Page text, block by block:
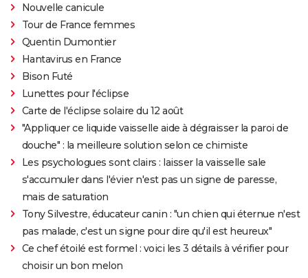
Nouvelle canicule
Tour de France femmes
Quentin Dumontier
Hantavirus en France
Bison Futé
Lunettes pour l'éclipse
Carte de l'éclipse solaire du 12 août
"Appliquer ce liquide vaisselle aide à dégraisser la paroi de
douche" : la meilleure solution selon ce chimiste
Les psychologues sont clairs : laisser la vaisselle sale
s'accumuler dans l'évier n'est pas un signe de paresse,
mais de saturation
Tony Silvestre, éducateur canin : "un chien qui éternue n'est
pas malade, c'est un signe pour dire qu'il est heureux"
Ce chef étoilé est formel : voici les 3 détails à vérifier pour
choisir un bon melon